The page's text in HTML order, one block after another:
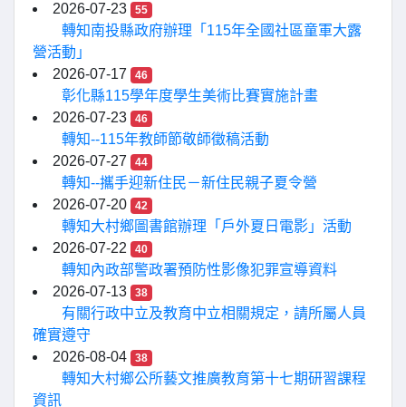
2026-07-23
55
轉知南投縣政府辦理「115年全國社區童軍大露
營活動」
2026-07-17
46
彰化縣115學年度學生美術比賽實施計畫
2026-07-23
46
轉知--115年教師節敬師徵稿活動
2026-07-27
44
轉知--攜手迎新住民－新住民親子夏令營
2026-07-20
42
轉知大村鄉圖書館辦理「戶外夏日電影」活動
2026-07-22
40
轉知內政部警政署預防性影像犯罪宣導資料
2026-07-13
38
有關行政中立及教育中立相關規定，請所屬人員
確實遵守
2026-08-04
38
轉知大村鄉公所藝文推廣教育第十七期研習課程
資訊